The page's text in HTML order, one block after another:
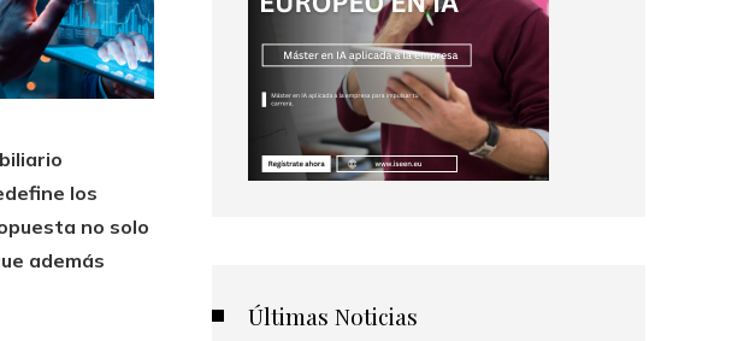
los
no solo
además
Últimas Noticias